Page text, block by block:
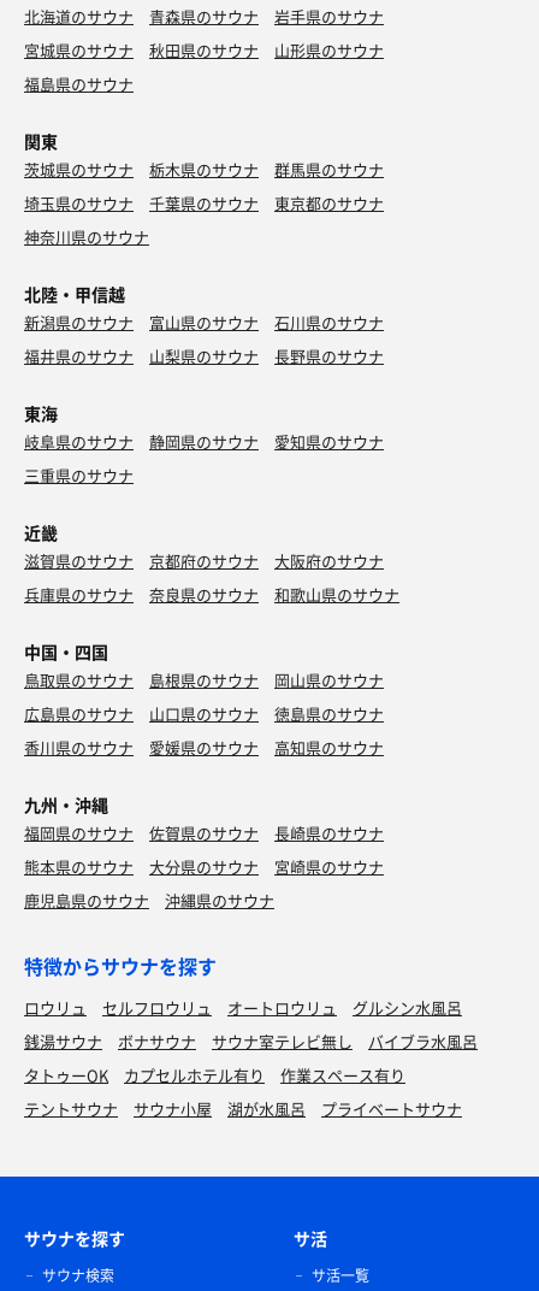
北海道のサウナ 青森県のサウナ
岩手県のサウナ
宮城県のサウナ
秋田県のサウナ
山形県のサウナ
福島県のサウナ
関東
茨城県のサウナ 栃木県のサウナ
群馬県のサウナ
埼玉県のサウナ
千葉県のサウナ
東京都のサウナ
神奈川県のサウナ
北陸・甲信越
新潟県のサウナ 富山県のサウナ
石川県のサウナ
福井県のサウナ
山梨県のサウナ 長野県のサウナ
東海
岐阜県のサウナ 静岡県のサウナ
愛知県のサウナ
三重県のサウナ
近畿
滋賀県のサウナ 京都府のサウナ
大阪府のサウナ
兵庫県のサウナ
奈良県のサウナ 和歌山県のサウナ
中国・四国
鳥取県のサウナ 島根県のサウナ
岡山県のサウナ
広島県のサウナ
山口県のサウナ
徳島県のサウナ
香川県のサウナ
愛媛県のサウナ 高知県のサウナ
九州・沖縄
福岡県のサウナ 佐賀県のサウナ
長崎県のサウナ
熊本県のサウナ
大分県のサウナ
宮崎県のサウナ
鹿児島県のサウナ
沖縄県のサウナ
特徴からサウナを探す
ロウリュ セルフロウリュ オートロウリュ
グルシン水風呂
銭湯サウナ
ボナサウナ サウナ室テレビ無し
バイブラ水風呂
タトゥーOK
カプセルホテル有り
作業スペース有り
テントサウナ
サウナ小屋 湖が水風呂 プライベートサウナ
サウナを探す
サウナ検索
サ活
サ活一覧